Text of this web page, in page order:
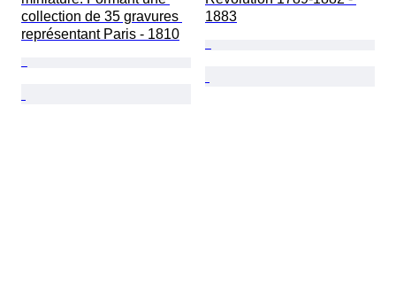
collection de 35 gravures
représentant Paris - 1810
1883